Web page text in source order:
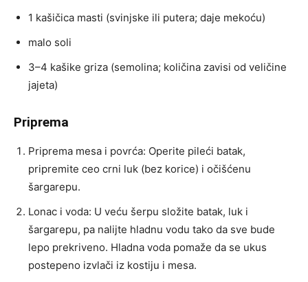
1 kašičica masti (svinjske ili putera; daje mekoću)
malo soli
3–4 kašike griza (semolina; količina zavisi od veličine
jajeta)
Priprema
Priprema mesa i povrća: Operite pileći batak,
pripremite ceo crni luk (bez korice) i očišćenu
šargarepu.
Lonac i voda: U veću šerpu složite batak, luk i
šargarepu, pa nalijte hladnu vodu tako da sve bude
lepo prekriveno. Hladna voda pomaže da se ukus
postepeno izvlači iz kostiju i mesa.